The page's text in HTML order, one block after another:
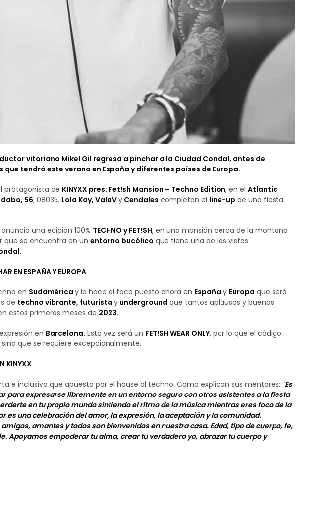
vitoriano Mikel Gil regresa a pinchar a la Ciudad Condal, antes de
tendrá este verano en España y diferentes países de Europa.
protagonista de KINYXX pres: Fet!sh Mansion – Techno Edition, en el Atlantic
56, 08035. Lola Kay, ValaVy Cendales completan el line-up de una fiesta
anuncia una edición 100% TECHNO y FET!SH, en una mansión cerca de la montaña
que se encuentra en un entorno bucólico que tiene una de las vistas
EN ESPAÑA Y EUROPA
en Sudamérica y lo hace el foco puesto ahora en España y Europa que será
de techno vibrante, futurista y underground que tantos aplausos y buenas
estos primeros meses de 2023.
en Barcelona. Esta vez será un FET!SH WEAR ONLY, por lo que el código
que se requiere excepcionalmente.
KINYXX
e inclusiva que apuesta por el house al techno. Como explican sus mentores: “Es
para expresarse libremente en un entorno seguro con otros asistentes a la fiesta
en tu propio mundo sintiendo el ritmo de la música mientras eres foco de la
es una celebración del amor, la expresión, la aceptación y la comunidad.
amantes y todos son bienvenidos en nuestra casa. Edad, tipo de cuerpo, fe,
Apoyamos empoderar tu alma, crear tu verdadero yo, abrazar tu cuerpo y